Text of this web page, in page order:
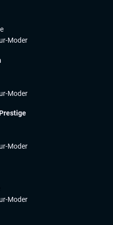
Moder
Moder
Moder
Moder